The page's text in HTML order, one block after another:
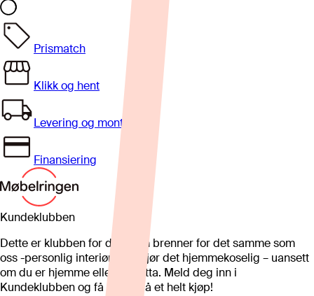
Prismatch
Klikk og hent
Levering og montering
Finansiering
Kundeklubben
Dette er klubben for deg som brenner for det samme som
oss -personlig interiør som gjør det hjemmekoselig – uansett
om du er hjemme eller på hytta. Meld deg inn i
Kundeklubben og få 25%* på et helt kjøp!